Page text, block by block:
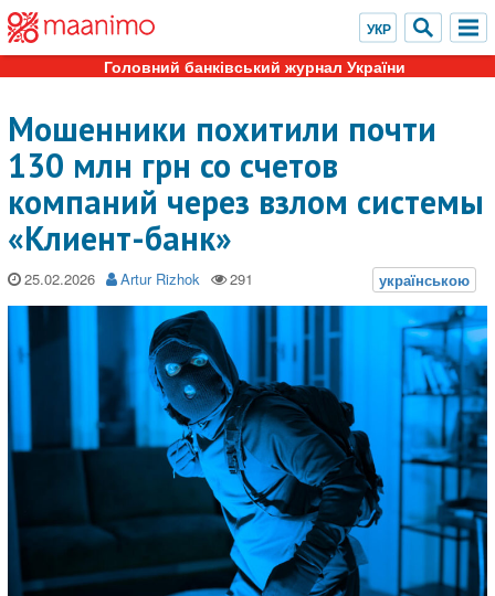
Головний банківський журнал України
Мошенники похитили почти
130 млн грн со счетов
компаний через взлом системы
«Клиент-банк»
25.02.2026 Artur Rizhok